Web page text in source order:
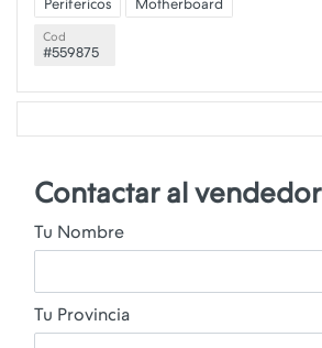
Perifericos Motherboard
Cod
#559875
Contactar al vendedor
Tu Nombre
Tu Provincia